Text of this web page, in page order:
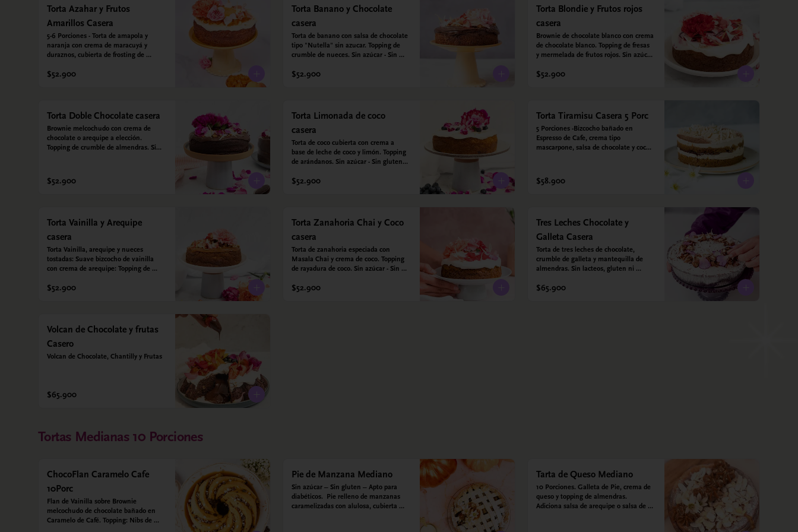
vainilla.  Crema: Chantilly vegetal
*contiene un derivado de proteína
láctea conocido como caseína. Topping:
Fresas y Arándanos.
Torta Azahar y Frutos
Amarillos Casera
5-6 Porciones - Torta de amapola y
naranja con crema de maracuyá y
duraznos, cubierta de frosting de
Apto para diabeticos
$52.900
Torta Banano y Chocolate
casera
Torta de banano con salsa de chocolate
tipo "Nutella" sin azucar. Topping de
crumble de nueces. Sin azúcar - Sin
arroz y almendras. Endulzada con
$52.900
Torta Blondie y Frutos rojos
casera
Brownie de chocolate blanco con crema
de chocolate blanco. Topping de fresas
y mermelada de frutos rojos. Sin azúcar
Hecha con harina quinoa, arroz y coco.
$52.900
Torta Doble Chocolate casera
Brownie melcochudo con crema de
chocolate o arequipe a elección.
Topping de crumble de almendras. Sin
arroz y almendras. Endulzada con
estevia.
$52.900
Torta Limonada de coco
casera
Torta de coco cubierta con crema a
base de leche de coco y limón. Topping
de arándanos. Sin azúcar - Sin gluten -
harina quinoa, arroz y coco. Endulzada
$52.900
Torta Tiramisu Casera 5 Porc
5 Porciones -Bizcocho bañado en
Espresso de Cafe, crema tipo
mascarpone, salsa de chocolate y cocoa
$58.900
Torta Vainilla y Arequipe
casera
Torta Vainilla, arequipe y nueces
tostadas: Suave bizcocho de vainilla
con crema de arequipe: Topping de
gluten - Apta para diabéticos. Hechos
$52.900
Torta Zanahoria Chai y Coco
casera
Torta de zanahoria especiada con
Masala Chai y crema de coco. Topping
de rayadura de coco. Sin azúcar - Sin
con harina quinoa, arroz y almendras.
$52.900
Tres Leches Chocolate y
Galleta Casera
Torta de tres leches de chocolate,
crumble de galleta y mantequilla de
almendras. Sin lacteos, gluten ni
$65.900
Volcan de Chocolate y frutas
Casero
Volcan de Chocolate, Chantilly y Frutas
$65.900
Tortas Medianas 10 Porciones
ChocoFlan Caramelo Cafe
10Porc
Flan de Vainilla sobre Brownie
melcochudo de chocolate bañado en
Caramelo de Café. Topping: Nibs de
Pie de Manzana Mediano
Sin azúcar – Sin gluten – Apto para
diabéticos.  Pie relleno de manzanas
caramelizadas con alulosa, cubierta
Tarta de Queso Mediano
10 Porciones. Galleta de Pie, crema de
queso y topping de almendras.
Adiciona salsa de arequipe o salsa de